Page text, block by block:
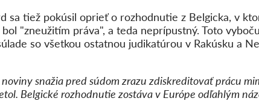
sa tiež pokúsil oprieť o rozhodnutie z Belgicka, v
"zneužitím práva", a teda neprípustný. Toto
so všetkou ostatnou judikatúrou v Rakúsku a
noviny snažia pred súdom zrazu zdiskreditovať prácu
Belgické rozhodnutie zostáva v Európe odľahlým